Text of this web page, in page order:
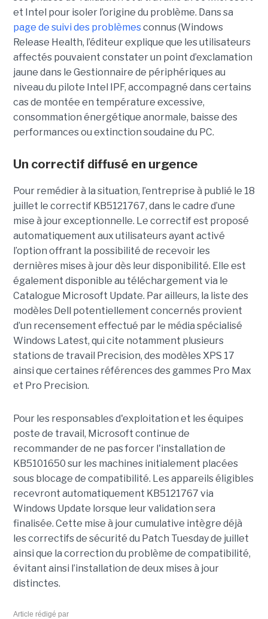
et Intel pour isoler l’origine du problème. Dans sa
page de suivi des problèmesconnus (Windows
Release Health, l’éditeur explique que les utilisateurs
affectés pouvaient constater un point d’exclamation
jaune dans le Gestionnaire de périphériques au
niveau du pilote Intel IPF, accompagné dans certains
cas de montée en température excessive,
consommation énergétique anormale, baisse des
performances ou extinction soudaine du PC.
Un correctif diffusé en urgence
Pour remédier à la situation, l’entreprise à publié le 18
juillet le correctif KB5121767, dans le cadre d’une
mise à jour exceptionnelle. Le correctif est proposé
automatiquement aux utilisateurs ayant activé
l’option offrant la possibilité de recevoir les
dernières mises à jour dès leur disponibilité. Elle est
également disponible au téléchargement via le
Catalogue Microsoft Update. Par ailleurs, la liste des
modèles Dell potentiellement concernés provient
d’un recensement effectué par le média spécialisé
Windows Latest, qui cite notamment plusieurs
stations de travail Precision, des modèles XPS 17
ainsi que certaines références des gammes Pro Max
et Pro Precision.
Pour les responsables d'exploitation et les équipes
poste de travail, Microsoft continue de
recommander de ne pas forcer l'installation de
KB5101650 sur les machines initialement placées
sous blocage de compatibilité. Les appareils éligibles
recevront automatiquement KB5121767 via
Windows Update lorsque leur validation sera
finalisée. Cette mise à jour cumulative intègre déjà
les correctifs de sécurité du Patch Tuesday de juillet
ainsi que la correction du problème de compatibilité,
évitant ainsi l’installation de deux mises à jour
distinctes.
Article rédigé par